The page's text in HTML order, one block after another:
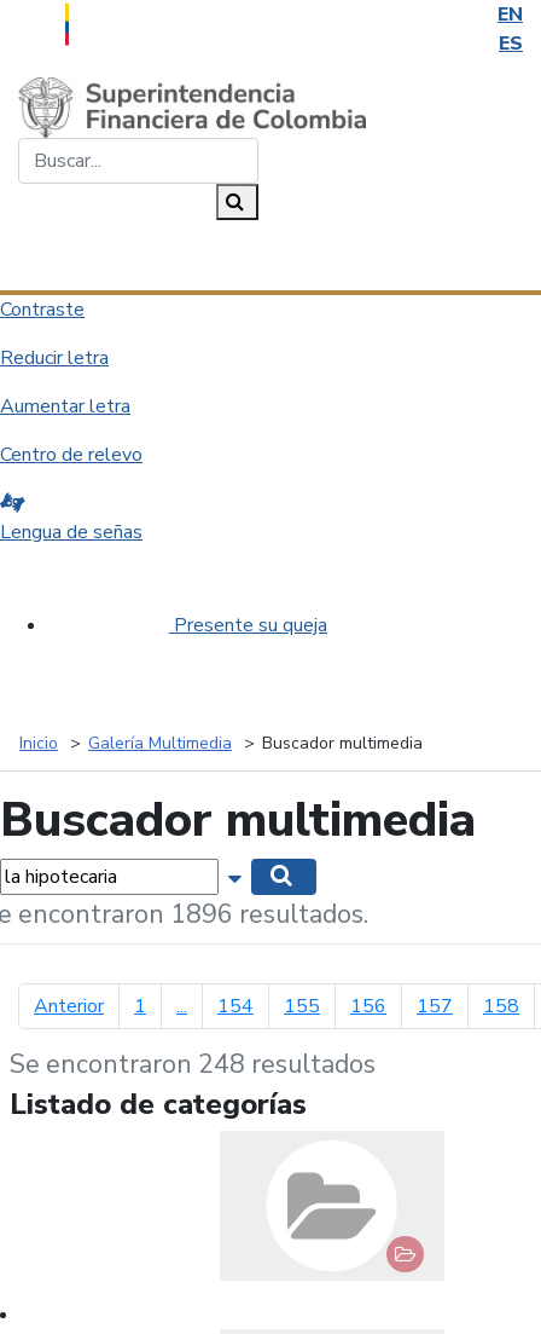
EN
ES
Saltar al contenido principal
Contraste
Reducir letra
Aumentar letra
Centro de relevo
Lengua de señas
Presente su queja
Inicio Galería Multimedia Buscador multimedia
Buscador multimedia
Mostrar opciones de búsqueda
encontraron 1896 resultados.
Anteriorpágina anterior
1 ... 154 155 156 157 158
Se encontraron 248 resultados
Listado de categorías